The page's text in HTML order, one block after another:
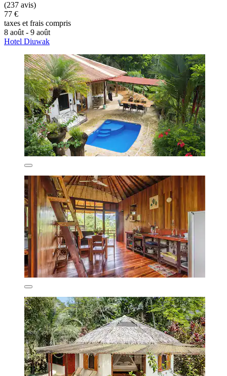
(237 avis)
77 €
taxes et frais compris
8 août - 9 août
Hotel Diuwak